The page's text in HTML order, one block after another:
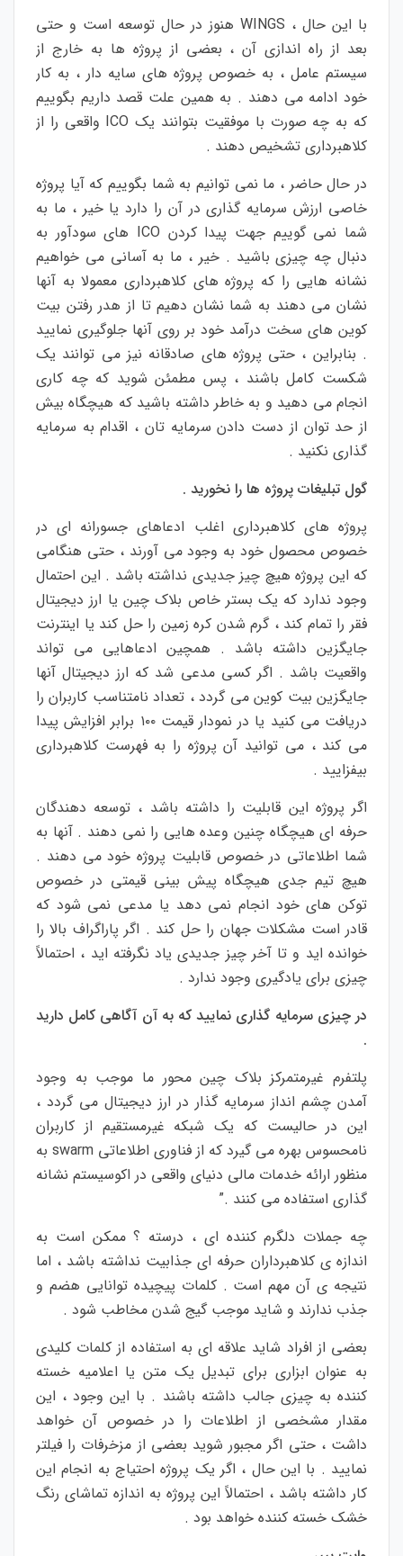
با این حال ، WINGS هنوز در حال توسعه است و حتی
بعد از راه اندازی آن ، بعضی از پروژه ها به خارج از
سیستم عامل ، به خصوص پروژه های سایه دار ، به کار
خود ادامه می دهند . به همین علت قصد داریم بگوییم
که به چه صورت با موفقیت بتوانند یک ICO واقعی را از
کلاهبرداری تشخیص دهند .
در حال حاضر ، ما نمی توانیم به شما بگوییم که آیا پروژه
خاصی ارزش سرمایه گذاری در آن را دارد یا خیر ، ما به
شما نمی گوییم جهت پیدا کردن ICO های سودآور به
دنبال چه چیزی باشید . خیر ، ما به آسانی می خواهیم
نشانه هایی را که پروژه های کلاهبرداری معمولا به آنها
نشان می دهند به شما نشان دهیم تا از هدر رفتن بیت
کوین های سخت درآمد خود بر روی آنها جلوگیری نمایید
. بنابراین ، حتی پروژه های صادقانه نیز می توانند یک
شکست کامل باشند ، پس مطمئن شوید که چه کاری
انجام می دهید و به خاطر داشته باشید که هیچگاه بیش
از حد توان از دست دادن سرمایه تان ، اقدام به سرمایه
گذاری نکنید .
گول تبلیغات پروژه ها را نخورید .
پروژه های کلاهبرداری اغلب ادعاهای جسورانه ای در
خصوص محصول خود به وجود می آورند ، حتی هنگامی
که این پروژه هیچ چیز جدیدی نداشته باشد . این احتمال
وجود ندارد که یک بستر خاص بلاک چین یا ارز دیجیتال
فقر را تمام کند ، گرم شدن کره زمین را حل کند یا اینترنت
جایگزین داشته باشد . همچین ادعاهایی می تواند
واقعیت باشد . اگر کسی مدعی شد که ارز دیجیتال آنها
جایگزین بیت کوین می گردد ، تعداد نامتناسب کاربران را
دریافت می کنید یا در نمودار قیمت ۱۰۰ برابر افزایش پیدا
می کند ، می توانید آن پروژه را به فهرست کلاهبرداری
بیفزایید .
اگر پروژه این قابلیت را داشته باشد ، توسعه دهندگان
حرفه ای هیچگاه چنین وعده هایی را نمی دهند . آنها به
شما اطلاعاتی در خصوص قابلیت پروژه خود می دهند .
هیچ تیم جدی هیچگاه پیش بینی قیمتی در خصوص
توکن های خود انجام نمی دهد یا مدعی نمی شود که
قادر است مشکلات جهان را حل کند . اگر پاراگراف بالا را
خوانده اید و تا آخر چیز جدیدی یاد نگرفته اید ، احتمالاً
چیزی برای یادگیری وجود ندارد .
در چیزی سرمایه گذاری نمایید که به آن آگاهی کامل دارید
.
پلتفرم غیرمتمرکز بلاک چین محور ما موجب به وجود
آمدن چشم انداز سرمایه گذار در ارز دیجیتال می گردد ،
این در حالیست که یک شبکه غیرمستقیم از کاربران
نامحسوس بهره می گیرد که از فناوری اطلاعاتی swarm به
منظور ارائه خدمات مالی دنیای واقعی در اکوسیستم نشانه
گذاری استفاده می کنند .”
چه جملات دلگرم کننده ای ، درسته ؟ ممکن است به
اندازه ی کلاهبرداران حرفه ای جذابیت نداشته باشد ، اما
نتیجه ی آن مهم است . کلمات پیچیده توانایی هضم و
جذب ندارند و شاید موجب گیج شدن مخاطب شود .
بعضی از افراد شاید علاقه ای به استفاده از کلمات کلیدی
به عنوان ابزاری برای تبدیل یک متن یا اعلامیه خسته
کننده به چیزی جالب داشته باشند . با این وجود ، این
مقدار مشخصی از اطلاعات را در خصوص آن خواهد
داشت ، حتی اگر مجبور شوید بعضی از مزخرفات را فیلتر
نمایید . با این حال ، اگر یک پروژه احتیاج به انجام این
کار داشته باشد ، احتمالاً این پروژه به اندازه تماشای رنگ
خشک خسته کننده خواهد بود .